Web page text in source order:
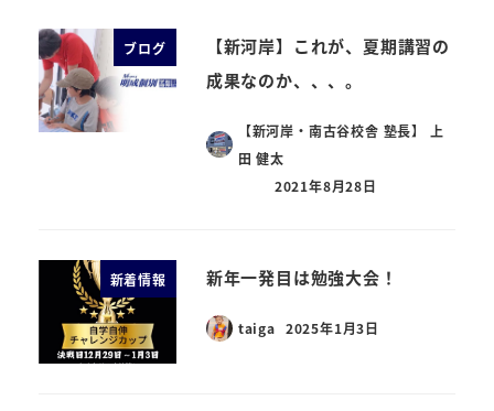
ブログ
【新河岸】これが、夏期講習の
成果なのか、、、。
【新河岸・南古谷校舎 塾長】 上
田 健太
2021年8月28日
新着情報 新年一発目は勉強大会！
taiga 2025年1月3日